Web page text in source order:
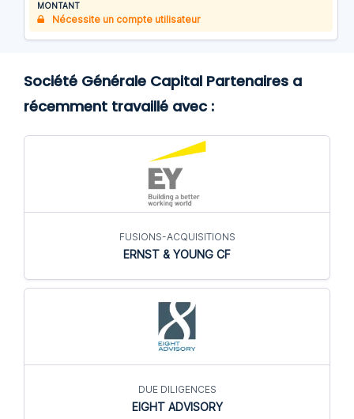
MONTANT
Nécessite un compte utilisateur
Société Générale Capital Partenaires a
récemment travaillé avec :
FUSIONS-ACQUISITIONS
ERNST & YOUNG CF
DUE DILIGENCES
EIGHT ADVISORY